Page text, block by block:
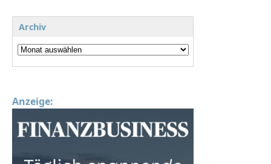
Archiv
Anzeige: